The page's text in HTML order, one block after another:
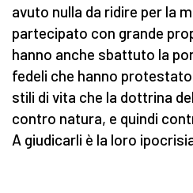
avuto nulla da ridire per la
partecipato con grande
hanno anche sbattuto la
fedeli che hanno
stili di vita che la dottrina
contro natura, e quindi
A giudicarli è la loro